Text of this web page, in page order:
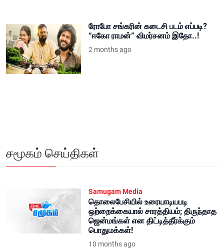
ரோபோ சங்கரின் கடைசி படம் எப்படி?
“ஈகோ ராமன்” விமர்சனம் இதோ..!
2 months ago
சமூகம் செய்திகள்
Samugam Media
தொலைபேசியில் உரையாடியபடி
ஒற்றைக்கையால் சாரத்தியம்; திருந்தாத
ஜென்மங்கள் என திட்டித்தீர்க்கும்
பொதுமக்கள்!
10 months ago